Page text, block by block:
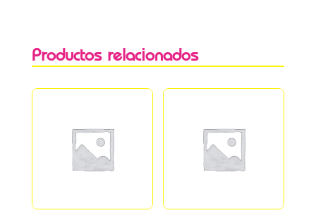
Productos relacionados